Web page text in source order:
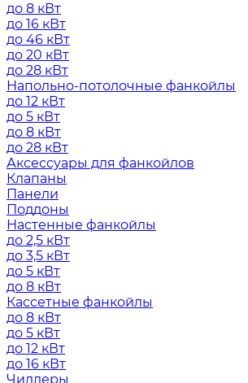
до 8 кВт
до 16 кВт
до 46 кВт
до 20 кВт
до 28 кВт
Напольно-потолочные фанкойлы
до 12 кВт
до 5 кВт
до 8 кВт
до 28 кВт
Аксессуары для фанкойлов
Клапаны
Панели
Поддоны
Настенные фанкойлы
до 2,5 кВт
до 3,5 кВт
до 5 кВт
до 8 кВт
Кассетные фанкойлы
до 8 кВт
до 5 кВт
до 12 кВт
до 16 кВт
Чиллеры